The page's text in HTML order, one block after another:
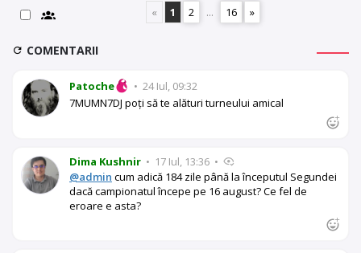
«
1 2 ... 16 »
COMENTARII
Patoche • 24 Iul, 09:32
7MUMN7DJ poți să te alături turneului amical
Dima Kushnir • 17 Iul, 13:36 •
@admin cum adică 184 zile până la începutul Segundei
dacă campionatul începe pe 16 august? Ce fel de
eroare e asta?